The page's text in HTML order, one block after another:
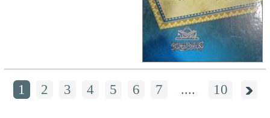
1 2 3 4 5 6 7 .... 10